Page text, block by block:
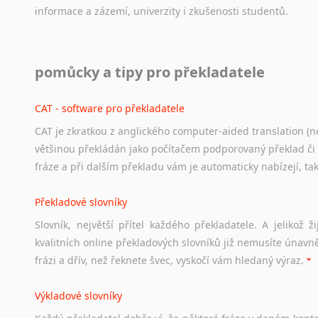
informace a zázemí, univerzity i zkušenosti studentů.
Odkazy poskytující cenné informace nekomerčního
Studium v Austrálii
Soubor odkazů užitečných všem, kteří uvažují o studiu v
a zázemí, australské univerzity a samozřejmě i osobní
Práce v Austrálii
Odkazy poskytující cenné informace nekomerčního
hledat práci na internetu případně osobní zkušenosti
Hledáte-li
práci
pomůcky a tipy pro překladatele
CAT - software pro překladatele
CAT je zkratkou z anglického computer-aided translation
většinou překládán jako počítačem podporovaný překlad
fráze a při dalším překladu vám je automaticky nabízejí,
Překladové slovníky
Slovník, největší přítel každého překladatele. A jelikož
kvalitních online překladových slovníků již nemusíte
frázi a dřív, než řeknete švec, vyskočí vám hledaný výraz.
Výkladové slovníky